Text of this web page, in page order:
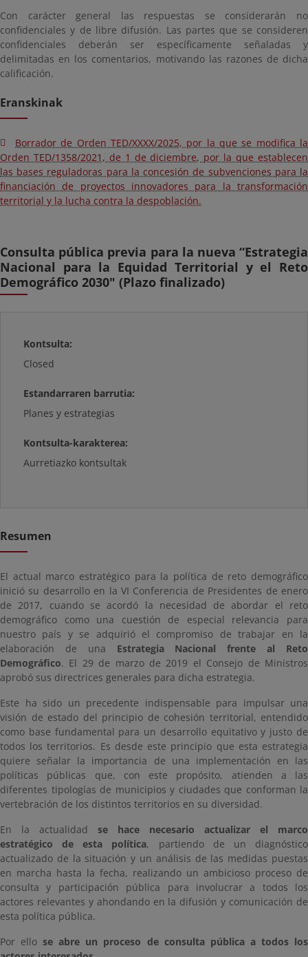
Con carácter general las respuestas se considerarán no
confidenciales y de libre difusión. Las partes que se consideren
confidenciales deberán ser específicamente señaladas y
delimitadas en los comentarios, motivando las razones de dicha
calificación.
Eranskinak
Borrador de Orden TED/XXXX/2025, por la que se modifica la
Orden TED/1358/2021, de 1 de diciembre, por la que establecen
las bases reguladoras para la concesión de subvenciones para la
financiación de proyectos innovadores para la transformación
territorial y la lucha contra la despoblación.
Consulta pública previa para la nueva “Estrategia
Nacional para la Equidad Territorial y el Reto
Demográfico 2030" (Plazo finalizado)
Kontsulta:
Closed
Estandarraren barrutia:
Planes y estrategias
Kontsulta-karakterea:
Aurretiazko kontsultak
Resumen
El actual marco estratégico para la política de reto demográfico
inició su desarrollo en la VI Conferencia de Presidentes de enero
de 2017, cuando se acordó la necesidad de abordar el reto
demográfico como una cuestión de especial relevancia para
nuestro país y se adquirió el compromiso de trabajar en la
elaboración de una Estrategia Nacional frente al Reto
Demográfico. El 29 de marzo de 2019 el Consejo de Ministros
aprobó sus directrices generales para dicha estrategia.
Este ha sido un precedente indispensable para impulsar una
visión de estado del principio de cohesión territorial, entendido
como base fundamental para un desarrollo equitativo y justo de
todos los territorios. Es desde este principio que esta estrategia
quiere señalar la importancia de una implementación en las
políticas públicas que, con este propósito, atienden a las
diferentes tipologías de municipios y ciudades que conforman la
vertebración de los distintos territorios en su diversidad.
En la actualidad se hace necesario actualizar el marco
estratégico de esta política, partiendo de un diagnóstico
actualizado de la situación y un análisis de las medidas puestas
en marcha hasta la fecha, realizando un ambicioso proceso de
consulta y participación pública para involucrar a todos los
actores relevantes y ahondando en la difusión y comunicación de
esta política pública.
Por ellose abre un proceso de consulta pública a todos los